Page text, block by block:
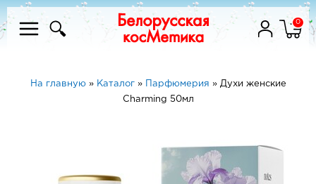
0
На главную» Каталог» Парфюмерия » Духи женские
Charming 50мл